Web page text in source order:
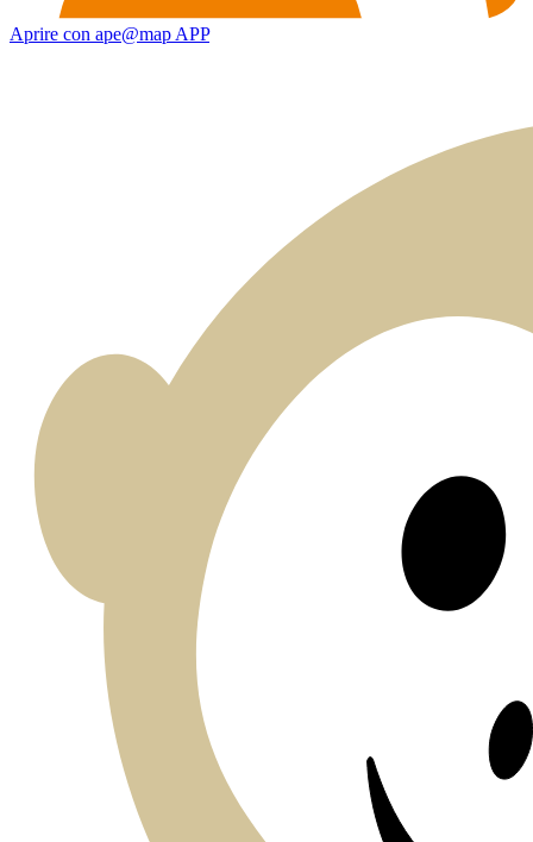
Aprire con ape@map APP